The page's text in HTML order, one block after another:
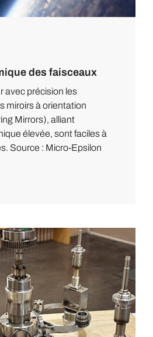
des faisceaux
avec précision les
miroirs à orientation
Mirrors), alliant
élevée, sont faciles à
Source : Micro-Epsilon